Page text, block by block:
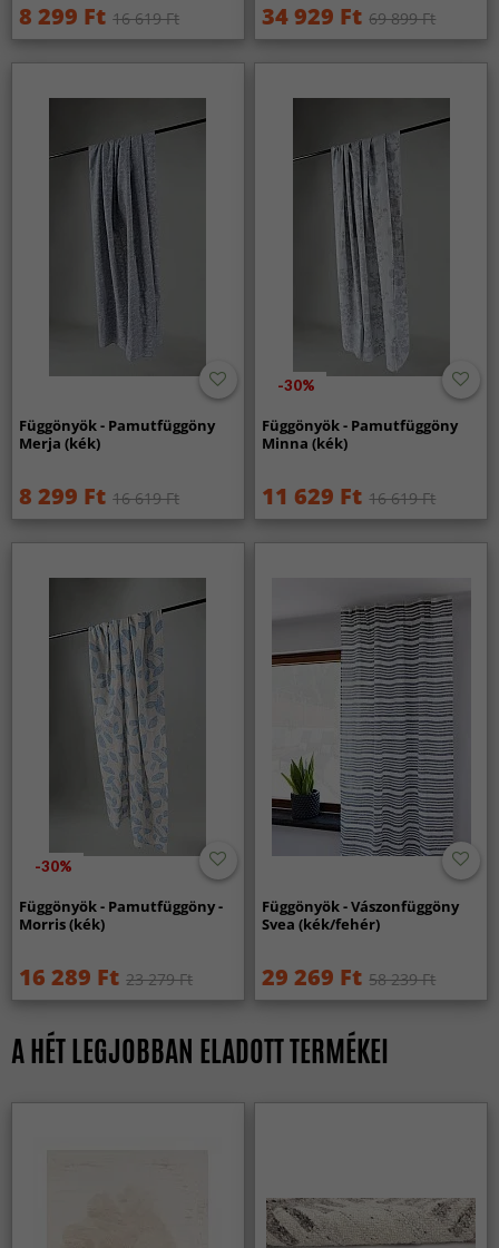
8 299 Ft 16 619 Ft 34 929 Ft 69 899 Ft
Függönyök - Pamutfüggöny
Merja (kék)
8 299 Ft 16 619 Ft
-30%
Függönyök - Pamutfüggöny
Minna (kék)
11 629 Ft 16 619 Ft
-30%
Függönyök - Pamutfüggöny -
Morris (kék)
16 289 Ft 23 279 Ft
Függönyök - Vászonfüggöny
Svea (kék/fehér)
29 269 Ft 58 239 Ft
A HÉT LEGJOBBAN ELADOTT TERMÉKEI